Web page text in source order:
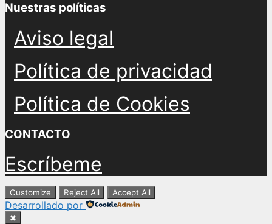
Nuestras políticas
Aviso legal
Política de privacidad
Política de Cookies
CONTACTO
Escríbeme
Customize Reject All Accept All
Desarrollado por
✖